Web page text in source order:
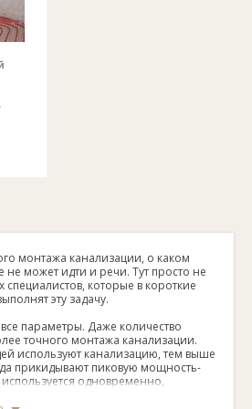
монтажа канализации, о каком
может идти и речи. Тут просто не
которые в короткие
эту задачу.
параметры. Даже количество
точного монтажа канализации.
используют канализацию, тем выше
прикидывают пиковую мощность-
одновременно,